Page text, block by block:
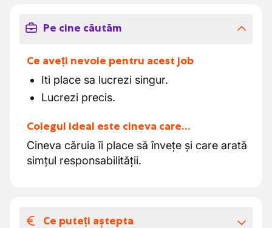
Pe cine căutăm
Ce aveți nevoie pentru acest job
Iti place sa lucrezi singur.
Lucrezi precis.
Colegul ideal este cineva care…
Cineva căruia îi place să învețe și care arată
simțul responsabilității.
Ce puteți aștepta